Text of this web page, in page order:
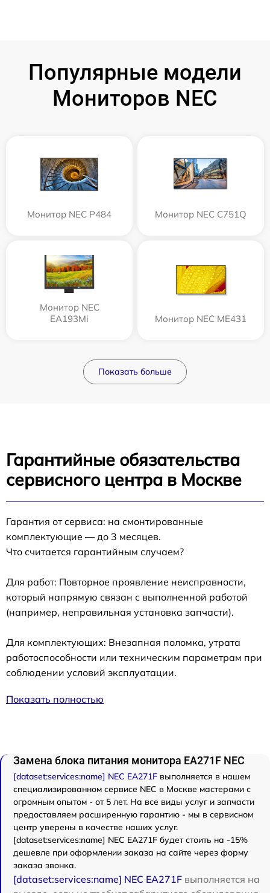
Популярные модели
Мониторов NEC
Монитор NEC P484 Монитор NEC C751Q
Монитор NEC
EA193Mi
Монитор NEC ME431
Показать больше
Гарантийные обязательства
сервисного центра в Москве
Гарантия от сервиса: на смонтированные
комплектующие — до 3 месяцев.
Что считается гарантийным случаем?
Для работ: Повторное проявление неисправности,
который напрямую связан с выполненной работой
(например, неправильная установка запчасти).
Для комплектующих: Внезапная поломка, утрата
работоспособности или техническим параметрам при
соблюдении условий эксплуатации.
Показать полностью
Замена блока питания монитора EA271F NEC
[dataset:services:name] NEC EA271F выполняется в нашем
специализированном сервисе NEC в Москве мастерами с
огромным опытом - от 5 лет. На все виды услуг и запчасти
предоставляем расширенную гарантию - мы в сервисном
центр уверены в качестве наших услуг.
[dataset:services:name] NEC EA271F будет стоить на -15%
дешевле при оформлении заказа на сайте через форму
заказа звонка.
[dataset:services:name] NEC EA271F выполняется на